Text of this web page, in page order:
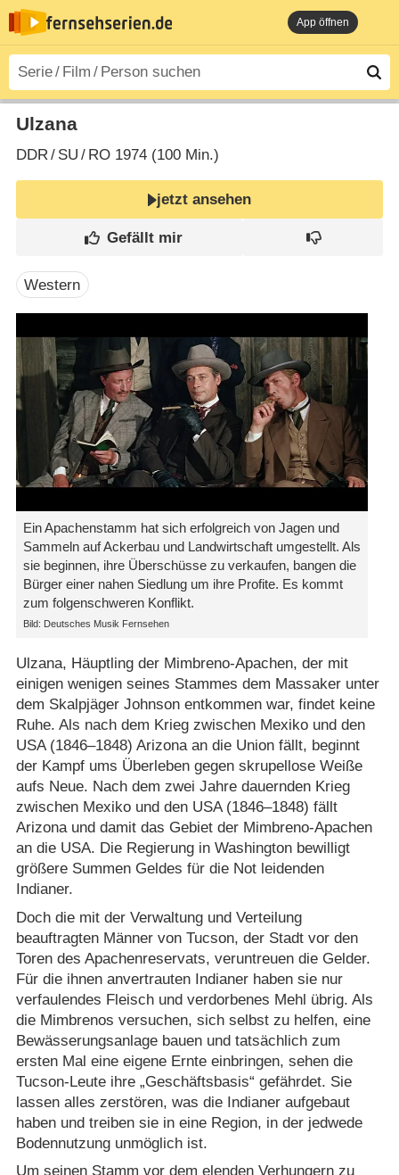
App öffnen
Ulzana
DDR/ SU / RO1974 (100 Min.)
jetzt ansehen
Western
Ein Apachenstamm hat sich erfolgreich von Jagen und
Sammeln auf Ackerbau und Landwirtschaft umgestellt. Als
sie beginnen, ihre Überschüsse zu verkaufen, bangen die
Bürger einer nahen Siedlung um ihre Profite. Es kommt
zum folgenschweren Konflikt.
Bild: Deutsches Musik Fernsehen
Ulzana, Häuptling der Mimbreno-Apachen, der mit
einigen wenigen seines Stammes dem Massaker unter
dem Skalpjäger Johnson entkommen war, findet keine
Ruhe. Als nach dem Krieg zwischen Mexiko und den
USA (1846⁠–⁠1848) Arizona an die Union fällt, beginnt
der Kampf ums Überleben gegen skrupellose Weiße
aufs Neue. Nach dem zwei Jahre dauernden Krieg
zwischen Mexiko und den USA (1846⁠–⁠1848) fällt
Arizona und damit das Gebiet der Mimbreno-Apachen
an die USA. Die Regierung in Washington bewilligt
größere Summen Geldes für die Not leidenden
Indianer.
Doch die mit der Verwaltung und Verteilung
beauftragten Männer von Tucson, der Stadt vor den
Toren des Apachenreservats, veruntreuen die Gelder.
Für die ihnen anvertrauten Indianer haben sie nur
verfaulendes Fleisch und verdorbenes Mehl übrig. Als
die Mimbrenos versuchen, sich selbst zu helfen, eine
Bewässerungsanlage bauen und tatsächlich zum
ersten Mal eine eigene Ernte einbringen, sehen die
Tucson-Leute ihre „Geschäftsbasis“ gefährdet. Sie
lassen alles zerstören, was die Indianer aufgebaut
haben und treiben sie in eine Region, in der jedwede
Bodennutzung unmöglich ist.
Um seinen Stamm vor dem elenden Verhungern zu